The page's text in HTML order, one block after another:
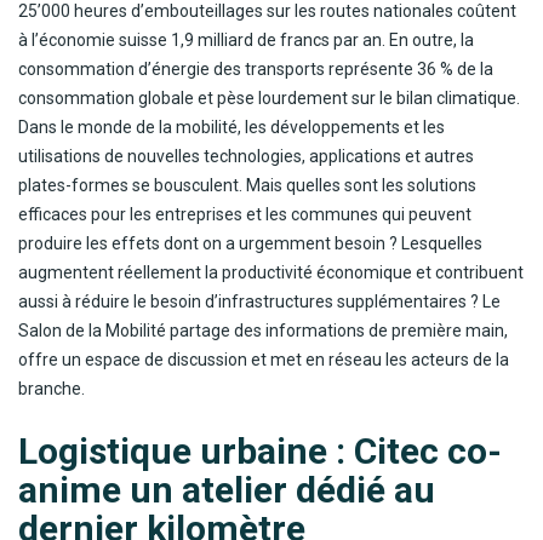
25’000 heures d’embouteillages sur les routes nationales coûtent
à l’économie suisse 1,9 milliard de francs par an. En outre, la
consommation d’énergie des transports représente 36 % de la
consommation globale et pèse lourdement sur le bilan climatique.
Dans le monde de la mobilité, les développements et les
utilisations de nouvelles technologies, applications et autres
plates-formes se bousculent. Mais quelles sont les solutions
efficaces pour les entreprises et les communes qui peuvent
produire les effets dont on a urgemment besoin ? Lesquelles
augmentent réellement la productivité économique et contribuent
aussi à réduire le besoin d’infrastructures supplémentaires ? Le
Salon de la Mobilité partage des informations de première main,
offre un espace de discussion et met en réseau les acteurs de la
branche.
Logistique urbaine : Citec co-
anime un atelier dédié au
dernier kilomètre